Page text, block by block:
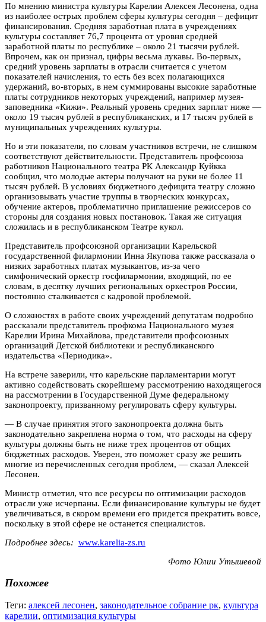
По мнению министра культуры Карелии Алексея Лесонена, одна
из наиболее острых проблем сферы культуры сегодня – дефицит
финансирования. Средняя заработная плата в учреждениях
культуры составляет 76,7 процента от уровня средней
заработной платы по республике – около 21 тысячи рублей.
Впрочем, как он признал, цифры весьма лукавы. Во-первых,
средний уровень зарплаты в отрасли считается с учетом
показателей начисления, то есть без всех полагающихся
удержаний, во-вторых, в нем суммированы высокие заработные
платы сотрудников некоторых учреждений, например музея-
заповедника «Кижи». Реальный уровень средних зарплат ниже —
около 19 тысяч рублей в республиканских, и 17 тысяч рублей в
муниципальных учреждениях культуры.
Но и эти показатели, по словам участников встречи, не слишком
соответствуют действительности. Представитель профсоюза
работников Национального театра РК Александр Куйкка
сообщил, что молодые актеры получают на руки не более 11
тысяч рублей. В условиях бюджетного дефицита театру сложно
организовывать участие труппы в творческих конкурсах,
обучение актеров, проблематично приглашение режиссеров со
стороны для создания новых постановок. Такая же ситуация
сложилась и в республиканском Театре кукол.
Представитель профсоюзной организации Карельской
государственной филармонии Инна Якупова также рассказала о
низких заработных платах музыкантов, из-за чего
симфонический оркестр госфилармонии, входящий, по ее
словам, в десятку лучших региональных оркестров России,
постоянно сталкивается с кадровой проблемой.
О сложностях в работе своих учреждений депутатам подробно
рассказали представитель профкома Национального музея
Карелии Ирина Михайлова, представители профсоюзных
организаций Детской библиотеки и республиканского
издательства «Периодика».
На встрече заверили, что карельские парламентарии могут
активно содействовать скорейшему рассмотрению находящегося
на рассмотрении в Государственной Думе федеральному
законопроекту, призванному регулировать сферу культуры.
— В случае принятия этого законопроекта должна быть
законодательно закреплена норма о том, что расходы на сферу
культуры должны быть не ниже трех процентов от общих
бюджетных расходов. Уверен, это поможет сразу же решить
многие из перечисленных сегодня проблем, — сказал Алексей
Лесонен.
Министр отметил, что все ресурсы по оптимизации расходов
отрасли уже исчерпаны. Если финансирование культуры не будет
увеличиваться, в скором времени его придется прекратить вовсе,
поскольку в этой сфере не останется специалистов.
Подробнее здесь: www.karelia-zs.ru
Фото Юлии Утышевой
Похожее
Теги: алексей лесонен, законодательное собрание рк, культура
карелии, оптимизация культуры